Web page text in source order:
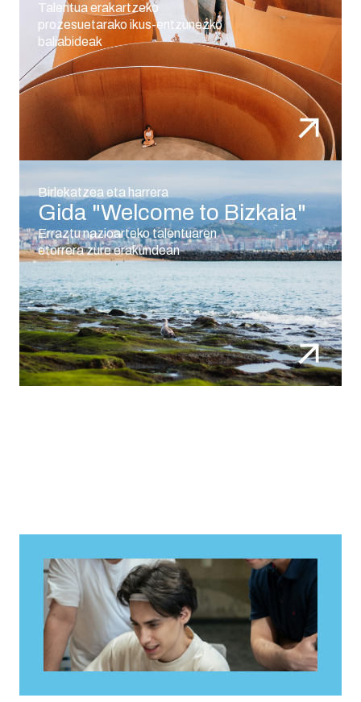
Talentua erakartzeko
prozesuetarako ikus-entzunezko
baliabideak
Birlekatzea eta harrera
Gida "Welcome to Bizkaia"
Erraztu nazioarteko talentuaren
etorrera zure erakundean